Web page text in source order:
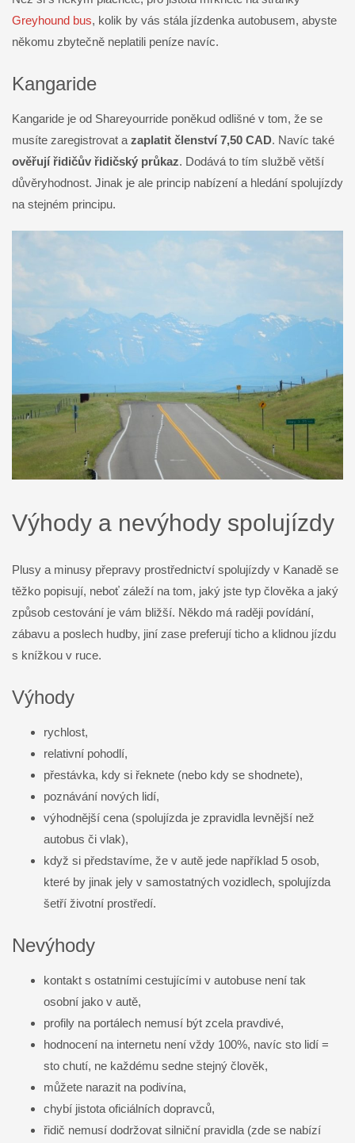
Greyhound bus, kolik by vás stála jízdenka autobusem, abyste
někomu zbytečně neplatili peníze navíc.
Kangaride
Kangaride je od Shareyourride poněkud odlišné v tom, že se
musíte zaregistrovat a zaplatit členství 7,50 CAD. Navíc také
ověřují řidičův řidičský průkaz. Dodává to tím službě větší
důvěryhodnost. Jinak je ale princip nabízení a hledání spolujízdy
na stejném principu.
Výhody a nevýhody spolujízdy
Plusy a minusy přepravy prostřednictví spolujízdy v Kanadě se
těžko popisují, neboť záleží na tom, jaký jste typ člověka a jaký
způsob cestování je vám bližší. Někdo má raději povídání,
zábavu a poslech hudby, jiní zase preferují ticho a klidnou jízdu
s knížkou v ruce.
Výhody
rychlost,
relativní pohodlí,
přestávka, kdy si řeknete (nebo kdy se shodnete),
poznávání nových lidí,
výhodnější cena (spolujízda je zpravidla levnější než
autobus či vlak),
když si představíme, že v autě jede například 5 osob,
které by jinak jely v samostatných vozidlech, spolujízda
šetří životní prostředí.
Nevýhody
kontakt s ostatními cestujícími v autobuse není tak
osobní jako v autě,
profily na portálech nemusí být zcela pravdivé,
hodnocení na internetu není vždy 100%, navíc sto lidí =
sto chutí, ne každému sedne stejný člověk,
můžete narazit na podivína,
chybí jistota oficiálních dopravců,
řidič nemusí dodržovat silniční pravidla (zde se nabízí